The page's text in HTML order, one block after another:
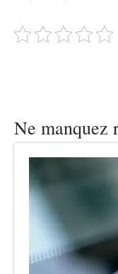
Ne manquez